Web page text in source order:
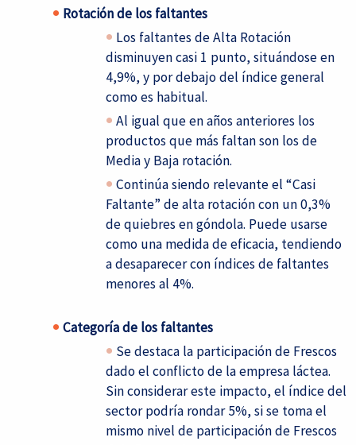
Rotación de los faltantes
Los faltantes de Alta Rotación
disminuyen casi 1 punto, situándose en
4,9%, y por debajo del índice general
como es habitual.
Al igual que en años anteriores los
productos que más faltan son los de
Media y Baja rotación.
Continúa siendo relevante el “Casi
Faltante” de alta rotación con un 0,3%
de quiebres en góndola. Puede usarse
como una medida de eficacia, tendiendo
a desaparecer con índices de faltantes
menores al 4%.
Categoría de los faltantes
Se destaca la participación de Frescos
dado el conflicto de la empresa láctea.
Sin considerar este impacto, el índice del
sector podría rondar 5%, si se toma el
mismo nivel de participación de Frescos